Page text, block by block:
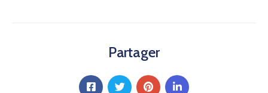
Partager